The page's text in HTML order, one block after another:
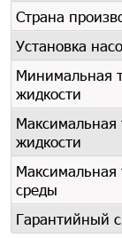
Страна
Установка
Минимальная
жидкости
Максимальная
жидкости
среды
Гарантийный